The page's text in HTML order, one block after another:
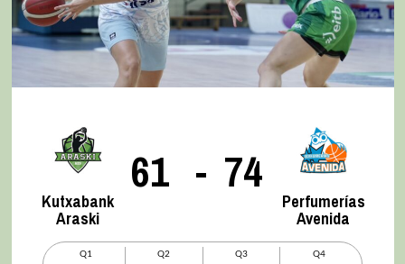
Kutxabank
Araski
61 - 74
Perfumerías
Avenida
Q1 Q2 Q3 Q4